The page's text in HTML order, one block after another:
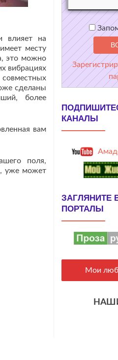
влияет на
месту
это можно
вибрациях
совместных
сделаны
более
вам
поля,
уже может
КАНАЛЫ
ЗАГЛЯНИТЕ
ПОРТАЛЫ
Мои